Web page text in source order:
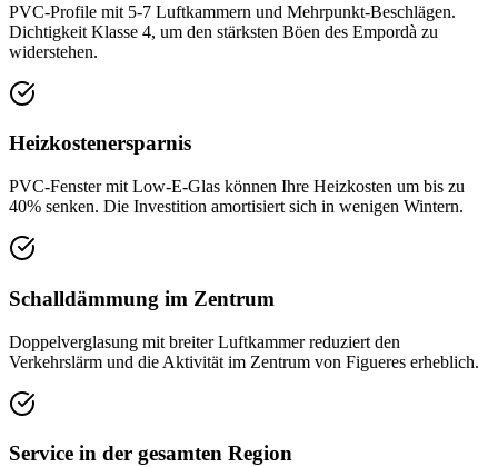
PVC-Profile mit 5-7 Luftkammern und Mehrpunkt-Beschlägen.
Dichtigkeit Klasse 4, um den stärksten Böen des Empordà zu
widerstehen.
Heizkostenersparnis
PVC-Fenster mit Low-E-Glas können Ihre Heizkosten um bis zu
40% senken. Die Investition amortisiert sich in wenigen Wintern.
Schalldämmung im Zentrum
Doppelverglasung mit breiter Luftkammer reduziert den
Verkehrslärm und die Aktivität im Zentrum von Figueres erheblich.
Service in der gesamten Region